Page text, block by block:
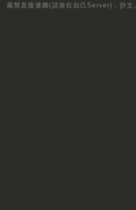
嚴禁直接連圖(請放在自己Server)，抄